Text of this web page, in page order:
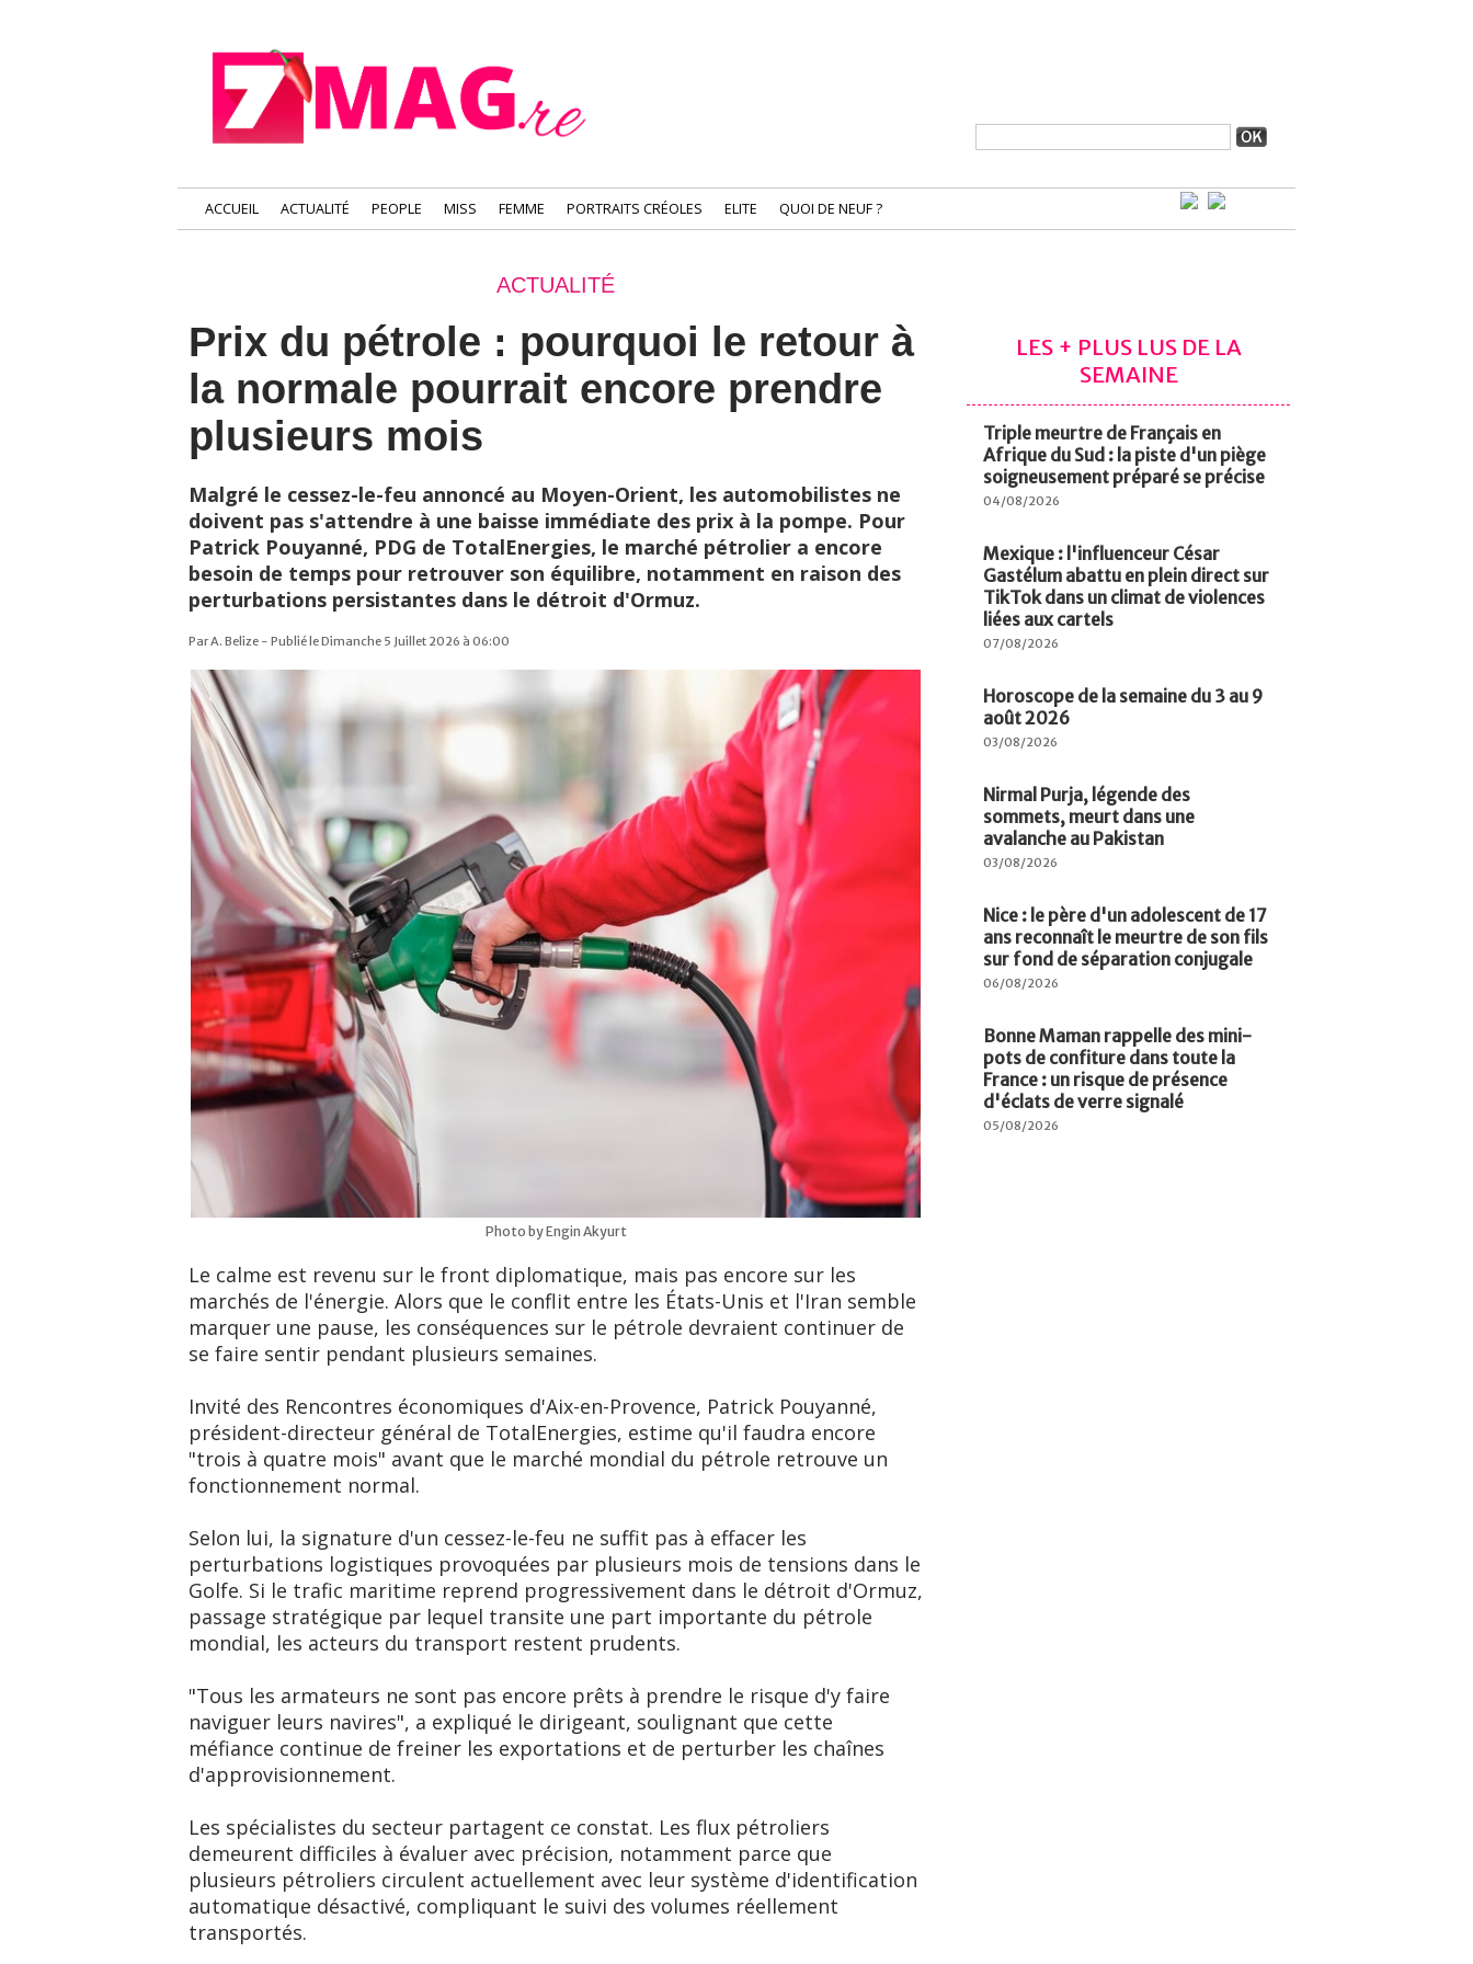
ACCUEIL ACTUALITÉ PEOPLE MISS FEMME PORTRAITS CRÉOLES ELITE QUOI DE NEUF ?
ACTUALITÉ
Prix du pétrole : pourquoi le retour à
la normale pourrait encore prendre
plusieurs mois
Malgré le cessez-le-feu annoncé au Moyen-Orient, les automobilistes ne
doivent pas s'attendre à une baisse immédiate des prix à la pompe. Pour
Patrick Pouyanné, PDG de TotalEnergies, le marché pétrolier a encore
besoin de temps pour retrouver son équilibre, notamment en raison des
perturbations persistantes dans le détroit d'Ormuz.
Par A. Belize - Publié le Dimanche 5 Juillet 2026 à 06:00
Photo by Engin Akyurt
Le calme est revenu sur le front diplomatique, mais pas encore sur les
marchés de l'énergie. Alors que le conflit entre les États-Unis et l'Iran semble
marquer une pause, les conséquences sur le pétrole devraient continuer de
se faire sentir pendant plusieurs semaines.
Invité des Rencontres économiques d'Aix-en-Provence, Patrick Pouyanné,
président-directeur général de TotalEnergies, estime qu'il faudra encore
"trois à quatre mois" avant que le marché mondial du pétrole retrouve un
fonctionnement normal.
Selon lui, la signature d'un cessez-le-feu ne suffit pas à effacer les
perturbations logistiques provoquées par plusieurs mois de tensions dans le
Golfe. Si le trafic maritime reprend progressivement dans le détroit d'Ormuz,
passage stratégique par lequel transite une part importante du pétrole
mondial, les acteurs du transport restent prudents.
"Tous les armateurs ne sont pas encore prêts à prendre le risque d'y faire
naviguer leurs navires", a expliqué le dirigeant, soulignant que cette
méfiance continue de freiner les exportations et de perturber les chaînes
d'approvisionnement.
Les spécialistes du secteur partagent ce constat. Les flux pétroliers
demeurent difficiles à évaluer avec précision, notamment parce que
plusieurs pétroliers circulent actuellement avec leur système d'identification
automatique désactivé, compliquant le suivi des volumes réellement
transportés.
LES + PLUS LUS DE LA
SEMAINE
Triple meurtre de Français en
Afrique du Sud : la piste d'un piège
soigneusement préparé se précise
04/08/2026
Mexique : l'influenceur César
Gastélum abattu en plein direct sur
TikTok dans un climat de violences
liées aux cartels
07/08/2026
Horoscope de la semaine du 3 au 9
août 2026
03/08/2026
Nirmal Purja, légende des
sommets, meurt dans une
avalanche au Pakistan
03/08/2026
Nice : le père d'un adolescent de 17
ans reconnaît le meurtre de son fils
sur fond de séparation conjugale
06/08/2026
Bonne Maman rappelle des mini-
pots de confiture dans toute la
France : un risque de présence
d'éclats de verre signalé
05/08/2026